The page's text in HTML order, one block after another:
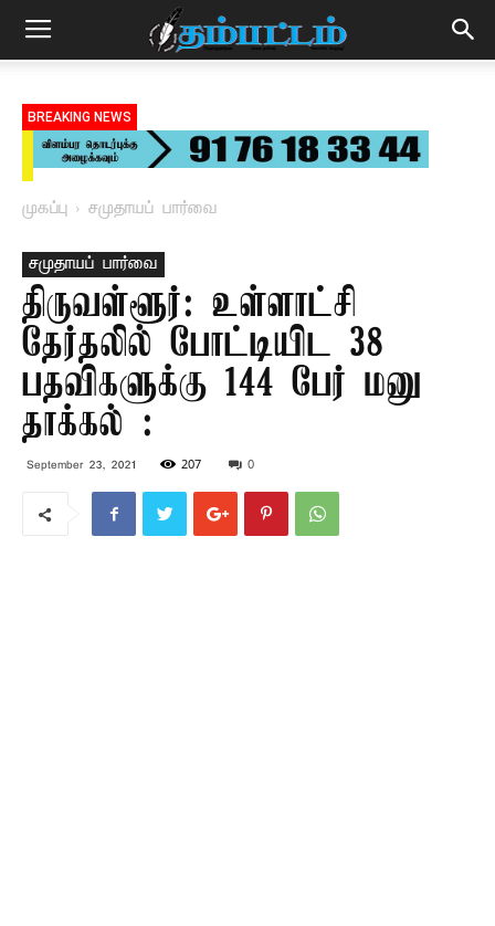
BREAKING NEWS
முகப்பு சமுதாயப் பார்வை
சமுதாயப் பார்வை
திருவள்ளூர்: உள்ளாட்சி
தேர்தலில் போட்டியிட 38
பதவிகளுக்கு 144 பேர் மனு
தாக்கல் :
September 23, 2021 207 0